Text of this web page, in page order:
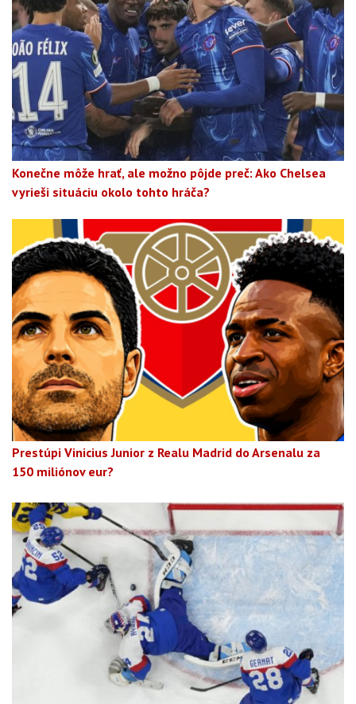
Konečne môže hrať, ale možno pôjde preč: Ako Chelsea
vyrieši situáciu okolo tohto hráča?
Prestúpi Vinicius Junior z Realu Madrid do Arsenalu za
150 miliónov eur?